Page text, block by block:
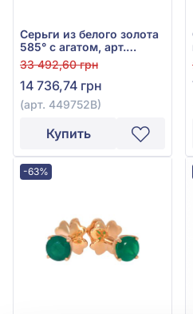
Серьги из белого золота
585° с агатом, арт.
449752В
33 492,60 грн
14 736,74 грн
(арт. 449752В)
Купить
-63%